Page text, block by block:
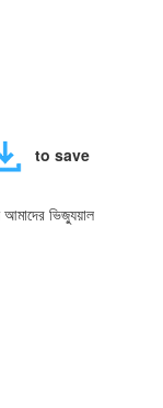
to save
ভিজ্যুয়াল